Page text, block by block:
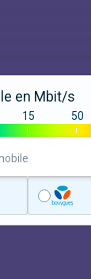
en Mbit/s
|
15
|
50